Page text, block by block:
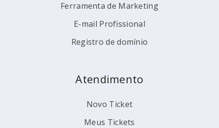
Ferramenta de Marketing
E-mail Profissional
Registro de domínio
Atendimento
Novo Ticket
Meus Tickets